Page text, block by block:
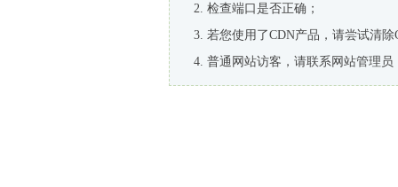
检查端口是否正确；
若您使用了CDN产品，请尝试清除
普通网站访客，请联系网站管理员